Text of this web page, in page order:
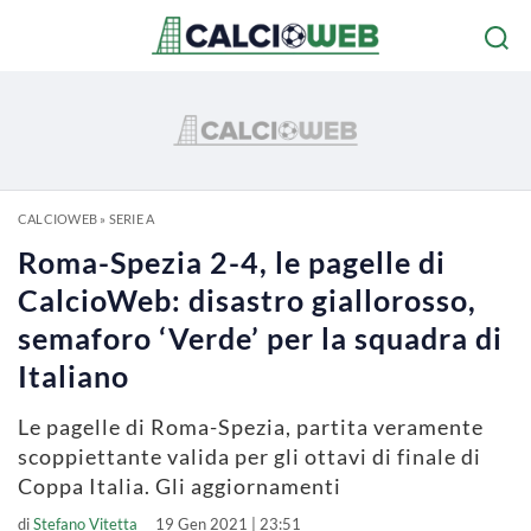
CALCIOWEB» SERIE A
Roma-Spezia 2-4, le pagelle di
CalcioWeb: disastro giallorosso,
semaforo ‘Verde’ per la squadra di
Italiano
Le pagelle di Roma-Spezia, partita veramente
scoppiettante valida per gli ottavi di finale di
Coppa Italia. Gli aggiornamenti
diStefano Vitetta 19 Gen 2021 | 23:51